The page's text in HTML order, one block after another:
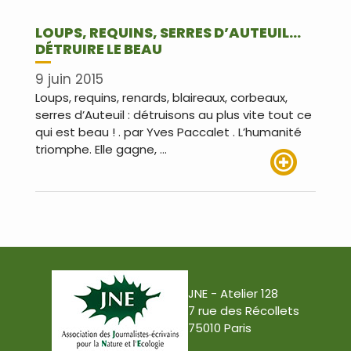
LOUPS, REQUINS, SERRES D’AUTEUIL…
DÉTRUIRE LE BEAU
9 juin 2015
Loups, requins, renards, blaireaux, corbeaux,
serres d’Auteuil : détruisons au plus vite tout ce
qui est beau ! . par Yves Paccalet . L’humanité
triomphe. Elle gagne, …
JNE - Atelier 128
7 rue des Récollets
75010 Paris